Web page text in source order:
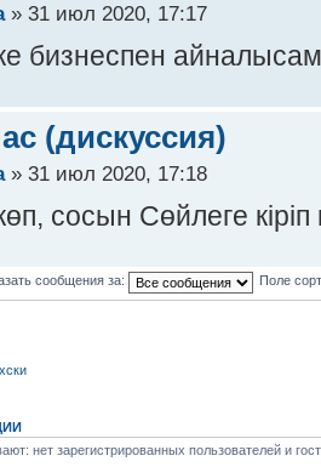
» 31 июл 2020, 17:17
бизнеспен
(дискуссия)
» 31 июл 2020, 17:18
сосын Сөйлеге
сообщения за: Поле
нет зарегистрированных пользователей и